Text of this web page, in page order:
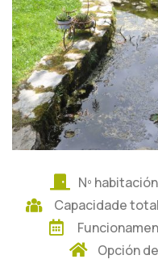
Nº
Capacidade
Opción